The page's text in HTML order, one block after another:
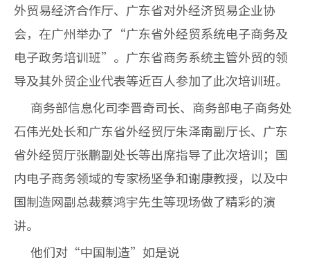
外贸易经济合作厅、广东省对外经济贸易企业协
会，在广州举办了“广东省外经贸系统电子商务及
电子政务培训班”。广东省商务系统主管外贸的领
导及其外贸企业代表等近百人参加了此次培训班。
商务部信息化司李晋奇司长、商务部电子商务处
石伟光处长和广东省外经贸厅朱泽南副厅长、广东
省外经贸厅张鹏副处长等出席指导了此次培训；国
内电子商务领域的专家杨坚争和谢康教授，以及中
国制造网副总裁蔡鸿宇先生等现场做了精彩的演
讲。
他们对“中国制造”如是说